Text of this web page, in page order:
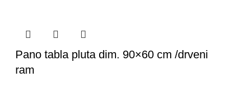
Pano tabla pluta dim. 90×60 cm /drveni
ram